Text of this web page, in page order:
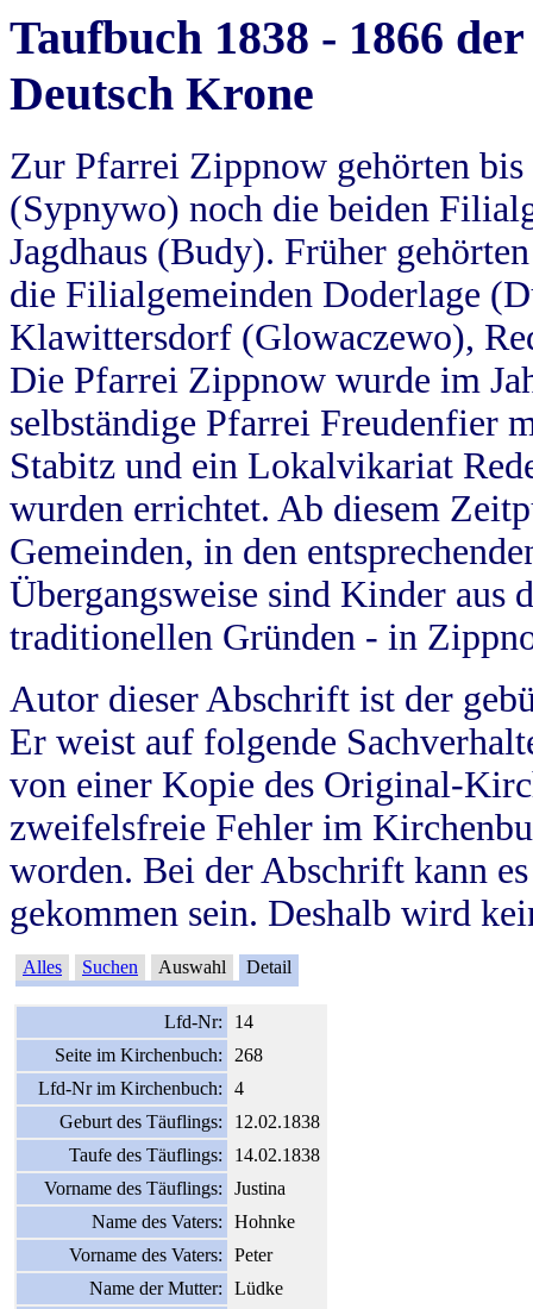
Taufbuch 1838 - 1866
Deutsch Krone
Zur Pfarrei Zippnow gehörten
(Sypnywo) noch die beiden
Jagdhaus (Budy). Früher
die Filialgemeinden Doderlage
Klawittersdorf (Glowaczewo),
Die Pfarrei Zippnow wurde im
selbständige Pfarrei Freudenfier
Stabitz und ein Lokalvikariat
wurden errichtet. Ab diesem
Gemeinden, in den
Übergangsweise sind Kinder aus
traditionellen Gründen - in
Autor dieser Abschrift ist der
Er weist auf folgende
von einer Kopie des Original-
zweifelsfreie Fehler im
worden. Bei der Abschrift kann
gekommen sein. Deshalb wird
Alles Suchen Auswahl Detail
Lfd-Nr:
14
Seite im Kirchenbuch:
268
Lfd-Nr im Kirchenbuch:
4
Geburt des Täuflings:
12.02.1838
Taufe des Täuflings:
14.02.1838
Vorname des Täuflings:
Justina
Name des Vaters:
Hohnke
Vorname des Vaters:
Peter
Name der Mutter:
Lüdke